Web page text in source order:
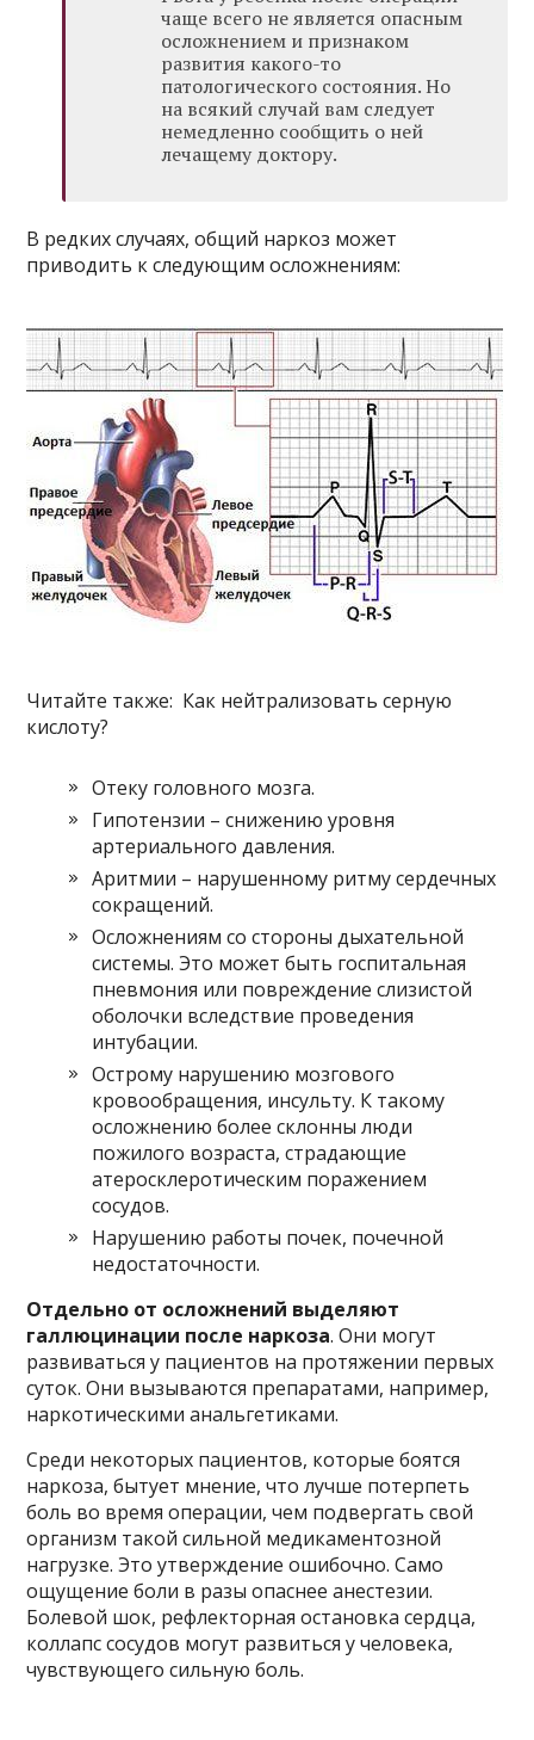
чаще всего не является опасным
осложнением и признаком
развития какого-то
патологического состояния. Но
на всякий случай вам следует
немедленно сообщить о ней
лечащему доктору.
В редких случаях, общий наркоз может
приводить к следующим осложнениям:
Читайте также: Как нейтрализовать серную
кислоту?
Отеку головного мозга.
Гипотензии – снижению уровня
артериального давления.
Аритмии – нарушенному ритму сердечных
сокращений.
Осложнениям со стороны дыхательной
системы. Это может быть госпитальная
пневмония или повреждение слизистой
оболочки вследствие проведения
интубации.
Острому нарушению мозгового
кровообращения, инсульту. К такому
осложнению более склонны люди
пожилого возраста, страдающие
атеросклеротическим поражением
сосудов.
Нарушению работы почек, почечной
недостаточности.
Отдельно от осложнений выделяют
галлюцинации после наркоза. Они могут
развиваться у пациентов на протяжении первых
суток. Они вызываются препаратами, например,
наркотическими анальгетиками.
Среди некоторых пациентов, которые боятся
наркоза, бытует мнение, что лучше потерпеть
боль во время операции, чем подвергать свой
организм такой сильной медикаментозной
нагрузке. Это утверждение ошибочно. Само
ощущение боли в разы опаснее анестезии.
Болевой шок, рефлекторная остановка сердца,
коллапс сосудов могут развиться у человека,
чувствующего сильную боль.